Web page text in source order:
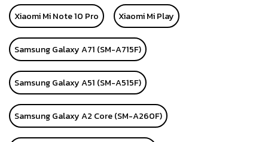
Xiaomi Mi Note 10 Pro Xiaomi Mi Play
Samsung Galaxy A71 (SM-A715F)
Samsung Galaxy A51 (SM-A515F)
Samsung Galaxy A2 Core (SM-A260F)